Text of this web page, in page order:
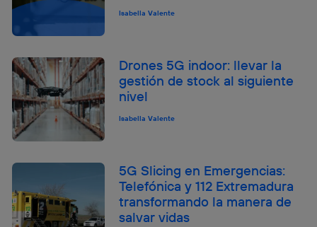
Isabella Valente
Drones 5G indoor: llevar la
gestión de stock al siguiente
nivel
Isabella Valente
5G Slicing en Emergencias:
Telefónica y 112 Extremadura
transformando la manera de
salvar vidas